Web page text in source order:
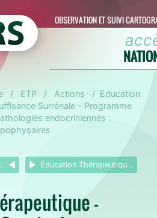
OBSERVATION ET SUIVI
ETP Actions
Education
Surrénale - Programme
endocriniennes :
Reprendre Son Souffle Éducation Thérapeutique - Néphrologie - Programme "Insuffisance rénale chronique et Hypertension artérielle sévère"
-